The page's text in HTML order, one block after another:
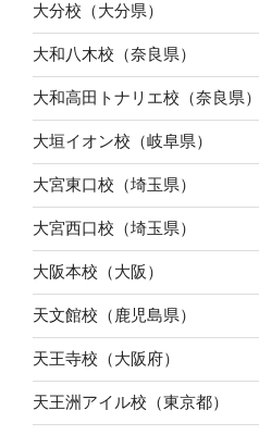
大分校（大分県）
大和八木校（奈良県）
大和高田トナリエ校（奈良県）
大垣イオン校（岐阜県）
大宮東口校（埼玉県）
大宮西口校（埼玉県）
大阪本校（大阪）
天文館校（鹿児島県）
天王寺校（大阪府）
天王洲アイル校（東京都）